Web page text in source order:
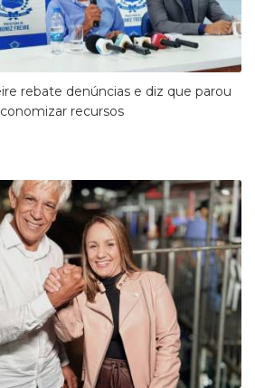
rebate denúncias e diz que parou
recursos